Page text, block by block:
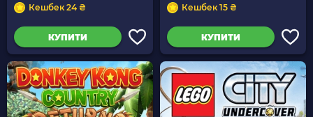
Кешбек 24 ₴
КУПИТИ
Кешбек 15 ₴
КУПИТИ